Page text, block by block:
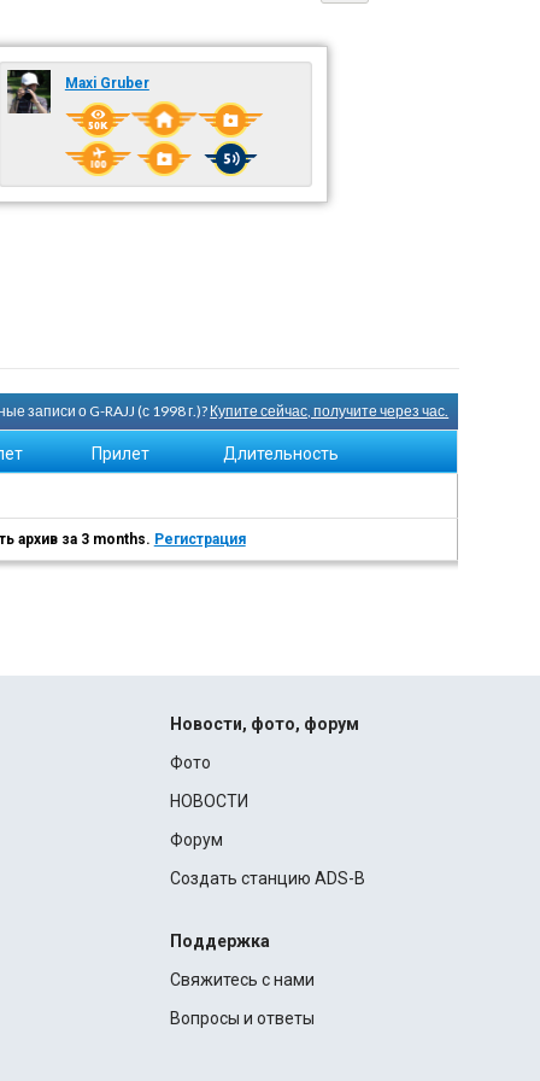
Maxi Gruber
записи о G-RAJJ (с 1998 г.)? Купите сейчас, получите через час.
Прилет Длительность
архив за 3 months. Регистрация
Новости, фото, форум
Фото
НОВОСТИ
Форум
Создать станцию ADS-B
Поддержка
Свяжитесь с нами
Вопросы и ответы